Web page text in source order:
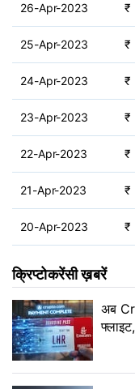
26-Apr-2023 ₹
25-Apr-2023 ₹
24-Apr-2023 ₹
23-Apr-2023 ₹
22-Apr-2023 ₹
21-Apr-2023 ₹
20-Apr-2023 ₹
क्रिप्टोकरेंसी ख़बरें
अब